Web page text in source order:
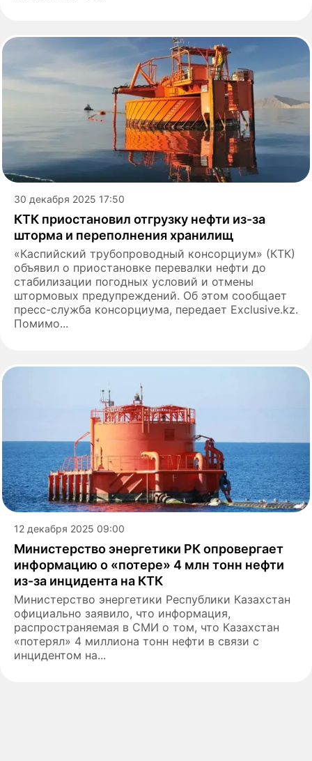
30 декабря 2025 17:50
КТК приостановил отгрузку нефти из-за
шторма и переполнения хранилищ
«Каспийский трубопроводный консорциум» (КТК)
объявил о приостановке перевалки нефти до
стабилизации погодных условий и отмены
штормовых предупреждений. Об этом сообщает
пресс-служба консорциума, передает Exclusive.kz.
Помимо...
12 декабря 2025 09:00
Министерство энергетики РК опровергает
информацию о «потере» 4 млн тонн нефти
из-за инцидента на КТК
Министерство энергетики Республики Казахстан
официально заявило, что информация,
распространяемая в СМИ о том, что Казахстан
«потерял» 4 миллиона тонн нефти в связи с
инцидентом на...